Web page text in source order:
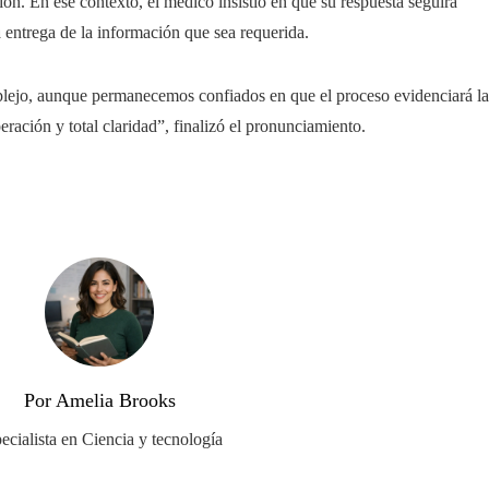
de la información que sea requerida.
aunque permanecemos confiados en que el proceso evidenciará la
y total claridad”, finalizó el pronunciamiento.
Por Amelia Brooks
en Ciencia y tecnología